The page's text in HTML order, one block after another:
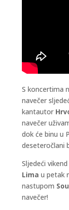
S koncertima
navečer
kantautor
navečer
dok će binu u
deseteročlani
Sljedeći
Lima u petak
nastupom
navečer!